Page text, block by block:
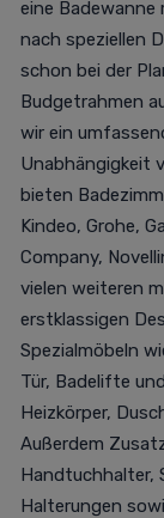
eine
nach speziellen
schon bei der
Budgetrahmen
wir ein
Unabhängigkeit
bieten
Kindeo, Grohe,
Company,
vielen weiteren
erstklassigen
Spezialmöbeln
Tür, Badelifte
Heizkörper,
Außerdem
Handtuchhalter,
Halterungen